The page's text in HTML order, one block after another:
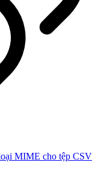
MIME cho tệp CSV